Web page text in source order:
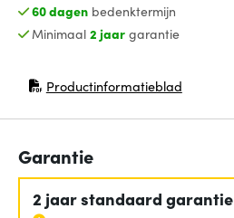
60 dagenbedenktermijn
Minimaal 2 jaargarantie
Productinformatieblad
(opent in nieuw venster)
Garantie
2 jaar standaard garantie